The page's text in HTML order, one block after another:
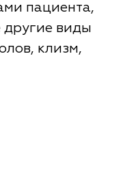
пациента,
другие виды
клизм,